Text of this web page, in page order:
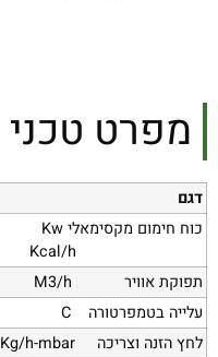
מפרט טכני
דגם
כוח חימום מקסימאליKw
Kcal/h
תפוקת אוויר M3/h
עלייה בטמפרטורה C
לחץ הזנה וצריכה Kg/h-mbar